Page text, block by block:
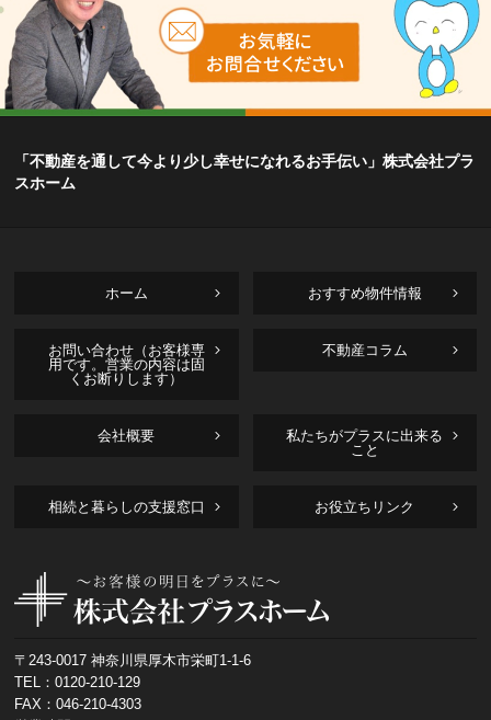
「不動産を通して今より少し幸せになれるお手伝い」株式会社プラ
スホーム
ホーム おすすめ物件情報
お問い合わせ（お客様専
用です。営業の内容は固
くお断りします）
不動産コラム
会社概要
私たちがプラスに出来る
こと
相続と暮らしの支援窓口 お役立ちリンク
〒243-0017 神奈川県厚木市栄町1-1-6
TEL： 0120-210-129
FAX：046-210-4303